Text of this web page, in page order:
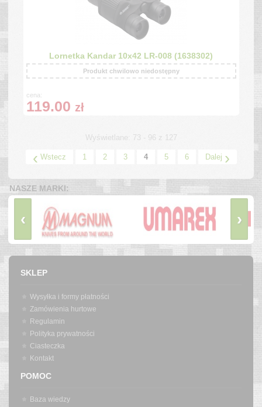
Lornetka Kandar 10x42 LR-008 (1638302)
Produkt chwilowo niedostępny
cena:
119.00 zł
Wyświetlane: 73 - 96 z 127
‹ Wstecz 1 2 3 4 5 6 Dalej ›
NASZE MARKI:
‹ ›
SKLEP
Wysyłka i formy płatności
Zamówienia hurtowe
Regulamin
Polityka prywatności
Ciasteczka
Kontakt
POMOC
Baza wiedzy